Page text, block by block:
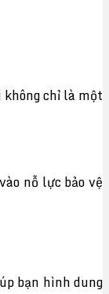
chỉ là một
nỗ lực bảo vệ
bạn hình dung